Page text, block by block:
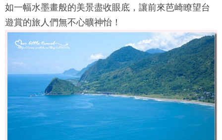
如一幅水墨畫般的美景盡收眼底，讓前來芭崎瞭望台
遊賞的旅人們無不心曠神怡！